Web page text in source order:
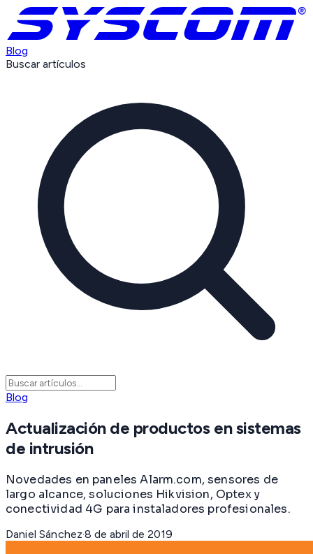
Blog
Buscar artículos
Blog
Actualización de productos en sistemas
de intrusión
Novedades en paneles Alarm.com, sensores de
largo alcance, soluciones Hikvision, Optex y
conectividad 4G para instaladores profesionales.
Daniel Sánchez·8 de abril de 2019